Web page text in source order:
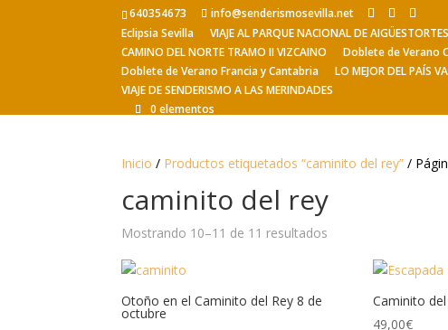
640354673
info@senderismosevilla.net
Eclipsia Sevilla
VIAJE AL PARQUE NACIONAL DE
CAMINO DEL NORTE TRAMO II VIZCAINO
Doblete de Verano
Doblete de Verano Francia y Cantabria
LO MEJOR DEL PAÍS
VIAJE DE SENDERISMO A LAS MERINDADES
0 elementos
Inicio / Productos etiquetados “caminito del rey” /
caminito del rey
Mostrando 10–11 de 11 resultados
Otoño en el Caminito del Rey 8 de
octubre
Caminito
49,00€